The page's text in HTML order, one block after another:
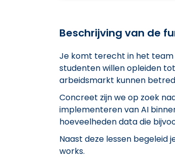
Beschrijving van de
Je komt terecht in het team
studenten willen opleiden
arbeidsmarkt kunnen
Concreet zijn we op zoek
implementeren van AI
hoeveelheden data die
Naast deze lessen begeleid
works.